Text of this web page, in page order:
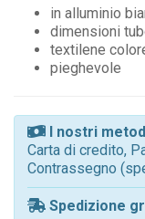
in alluminio
dimensioni
textilene
pieghevole
I nostri
Carta di credito,
Contrassegno
Spedizione